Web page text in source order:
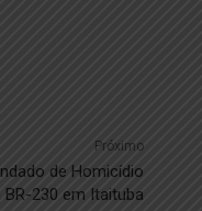
Próximo
de Homicídio
BR-230 em Itaituba